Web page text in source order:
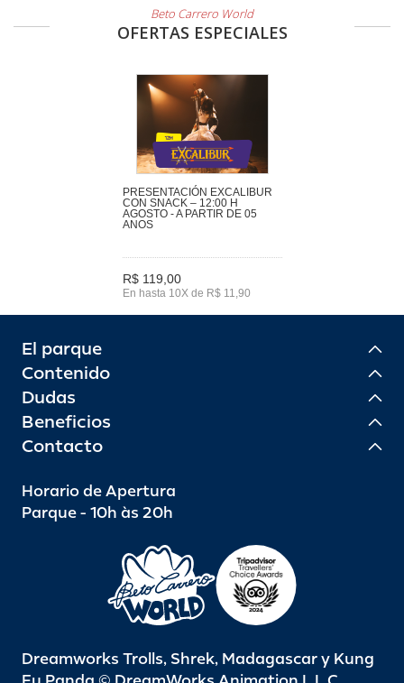
Beto Carrero World
OFERTAS ESPECIALES
PRESENTACIÓN EXCALIBUR
CON SNACK – 12:00 H
AGOSTO - A PARTIR DE 05
ANOS
R$ 119,00
En hasta 10X de R$ 11,90
El parque
Contenido
Dudas
Beneficios
Contacto
Horario de Apertura
Parque - 10h às 20h
Dreamworks Trolls, Shrek, Madagascar y Kung